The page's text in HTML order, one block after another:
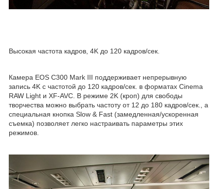
Высокая частота кадров, 4K до 120 кадров/сек.
Камера EOS C300 Mark III поддерживает непрерывную
запись 4K с частотой до 120 кадров/сек. в форматах Cinema
RAW Light и XF-AVC. В режиме 2K (кроп) для свободы
творчества можно выбрать частоту от 12 до 180 кадров/сек., а
специальная кнопка Slow & Fast (замедленная/ускоренная
съемка) позволяет легко настраивать параметры этих
режимов.